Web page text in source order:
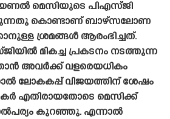
മെസിയുടെ പിഎസ്‌ജി
കൊണ്ടാണ് ബാഴ്‌സലോണ
ശ്രമങ്ങൾ ആരംഭിച്ചത്.
മികച്ച പ്രകടനം നടത്തുന്ന
അവർക്ക് വളരെയധികം
ലോകകപ്പ് വിജയത്തിന് ശേഷം
എതിരായതോടെ മെസിക്ക്
കുറഞ്ഞു. എന്നാൽ